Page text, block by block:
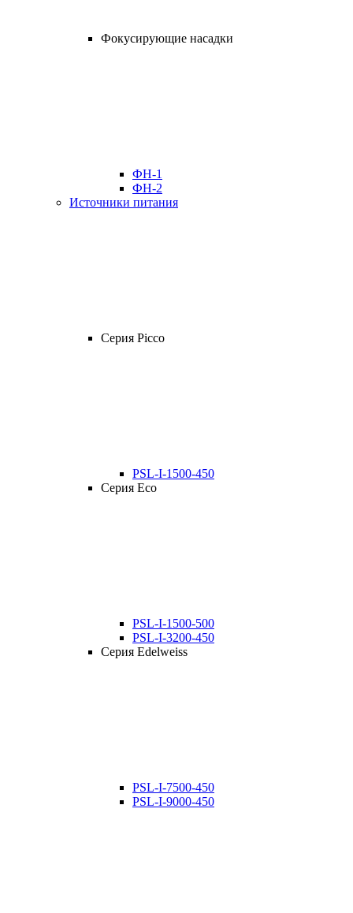
Фокусирующие насадки
ФН-1
ФН-2
Источники питания
Серия Picco
PSL-I-1500-450
Серия Eco
PSL-I-1500-500
PSL-I-3200-450
Серия Edelweiss
PSL-I-7500-450
PSL-I-9000-450